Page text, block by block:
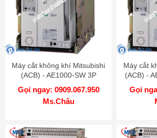
Máy cắt không khí Mitsubishi
(ACB) - AE1000-SW 3P
1000A 65kA DR
Gọi ngay: 0909.067.950
Ms.Châu
Máy cắt
(ACB) -
Gọi